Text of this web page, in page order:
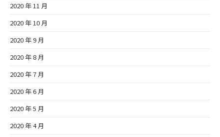
2020 年 11 月
2020 年 10 月
2020 年 9 月
2020 年 8 月
2020 年 7 月
2020 年 6 月
2020 年 5 月
2020 年 4 月